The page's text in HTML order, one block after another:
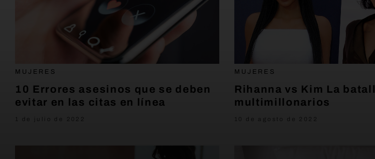
MUJERES
10 Errores asesinos que se deben
evitar en las citas en línea
1 de julio de 2022
MUJERES
Rihanna vs Kim La
multimillonarios
10 de agosto de 2022